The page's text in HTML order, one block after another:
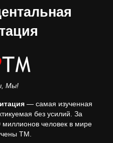
Мы!
— самая изученная
без усилий. За
человек в мире
ТМ.